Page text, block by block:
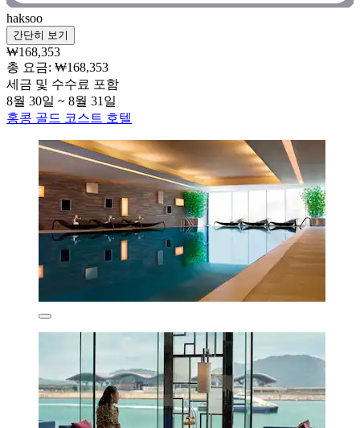
haksoo
간단히 보기
₩168,353
총 요금: ₩168,353
세금 및 수수료 포함
8월 30일 ~ 8월 31일
홍콩 골드 코스트 호텔